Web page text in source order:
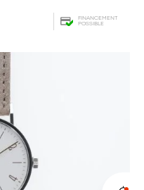
FINANCEMENT
POSSIBLE